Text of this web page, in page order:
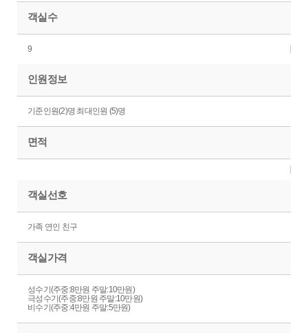
객실수
9
인원정보
기준인원(2)명 최대인원 (5)명
면적
객실선호
가족 연인 친구
객실가격
성수기(주중:8만원 주말:10만원)
극성수기(주중:8만원 주말:10만원)
비수기(주중:4만원 주말:5만원)